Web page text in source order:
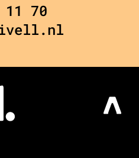
70